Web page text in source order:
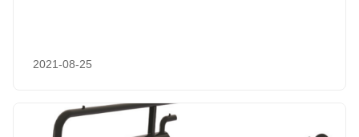
2021-08-25